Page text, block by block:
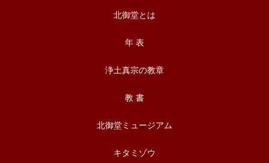
北御堂とは
年 表
浄土真宗の教章
教 書
北御堂ミュージアム
キタミゾウ